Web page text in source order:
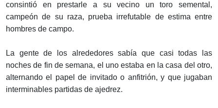
consintió en prestarle a su vecino un toro semental,
campeón de su raza, prueba irrefutable de estima entre
hombres de campo.
La gente de los alrededores sabía que casi todas las
noches de fin de semana, el uno estaba en la casa del otro,
alternando el papel de invitado o anfitrión, y que jugaban
interminables partidas de ajedrez.